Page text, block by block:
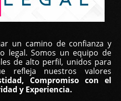
un camino de confianza y
legal. Somos un equipo de
de alto perfil, unidos para
refleja nuestros valores
Compromiso con el
y Experiencia.